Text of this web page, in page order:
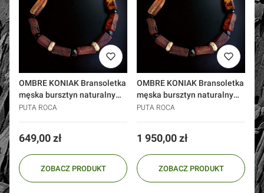
OMBRE KONIAK Bransoletka
męska bursztyn naturalny
srebro 925, złoto
PUTA ROCA
Cena
649,00 zł
ZOBACZ PRODUKT
OMBRE KONIAK Bransoletka
męska bursztyn naturalny
złoto 585
PUTA ROCA
Cena
1 950,00 zł
ZOBACZ PRODUKT